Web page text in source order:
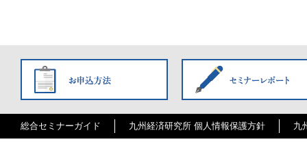
総合セミナーガイド 九州経済研究所 個人情報保護方針 九